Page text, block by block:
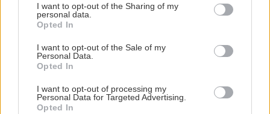
not limited to your visit or usage behaviour. You may click to
grant or deny consent to Google and its third-party tags to
use your data for below specified purposes in below Google
consent section.
I want to opt-out of the Sharing of my
personal data.
Opted In
I want to opt-out of the Sale of my
Personal Data.
Opted In
I want to opt-out of processing my
Personal Data for Targeted Advertising.
Opted In
BILDBYRÅN
Viggo Björck.